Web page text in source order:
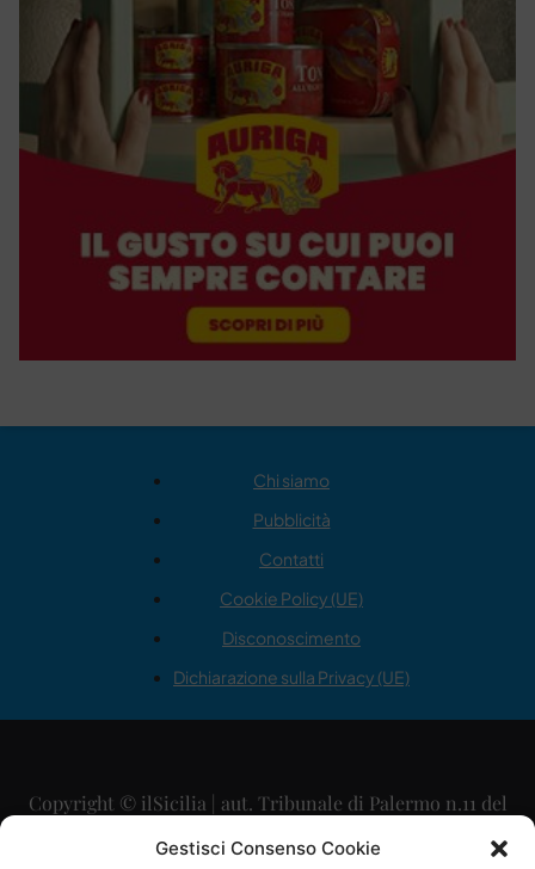
Gestisci Consenso Cookie
Chi siamo
Pubblicità
Contatti
Cookie Policy (UE)
Disconoscimento
Dichiarazione sulla Privacy (UE)
Copyright © ilSicilia | aut. Tribunale di Palermo n.11 del
29/09/2015